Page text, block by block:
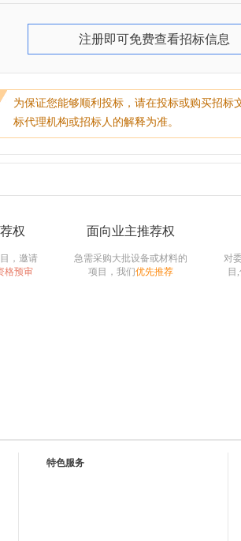
注册即可免费查看招标信息
为保证您能够顺利投标，请在投标或购买招
标代理机构或招标人的解释为准。
权
，邀请
格预审
面向业主推荐权
急需采购大批设备或材料的
项目，我们优先推荐
对
目
特色服务